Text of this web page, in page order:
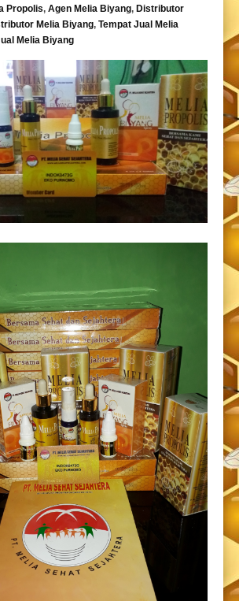
Propolis, Agen Melia Biyang, Distributor
Melia Biyang, Tempat Jual Melia
Melia Biyang